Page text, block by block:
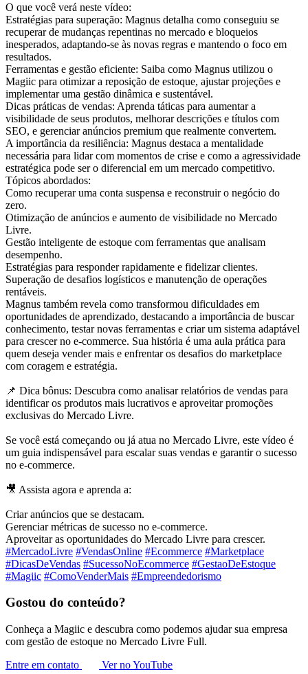
O que você verá neste vídeo:
Estratégias para superação: Magnus detalha como conseguiu se
recuperar de mudanças repentinas no mercado e bloqueios
inesperados, adaptando-se às novas regras e mantendo o foco em
resultados.
Ferramentas e gestão eficiente: Saiba como Magnus utilizou o
Magiic para otimizar a reposição de estoque, ajustar projeções e
implementar uma gestão dinâmica e sustentável.
Dicas práticas de vendas: Aprenda táticas para aumentar a
visibilidade de seus produtos, melhorar descrições e títulos com
SEO, e gerenciar anúncios premium que realmente convertem.
A importância da resiliência: Magnus destaca a mentalidade
necessária para lidar com momentos de crise e como a agressividade
estratégica pode ser o diferencial em um mercado competitivo.
Tópicos abordados:
Como recuperar uma conta suspensa e reconstruir o negócio do
zero.
Otimização de anúncios e aumento de visibilidade no Mercado
Livre.
Gestão inteligente de estoque com ferramentas que analisam
desempenho.
Estratégias para responder rapidamente e fidelizar clientes.
Superação de desafios logísticos e manutenção de operações
rentáveis.
Magnus também revela como transformou dificuldades em
oportunidades de aprendizado, destacando a importância de buscar
conhecimento, testar novas ferramentas e criar um sistema adaptável
para crescer no e-commerce. Sua história é uma aula prática para
quem deseja vender mais e enfrentar os desafios do marketplace
com coragem e estratégia.
📌 Dica bônus: Descubra como analisar relatórios de vendas para
identificar os produtos mais lucrativos e aproveitar promoções
exclusivas do Mercado Livre.
Se você está começando ou já atua no Mercado Livre, este vídeo é
um guia indispensável para escalar suas vendas e garantir o sucesso
no e-commerce.
🎥 Assista agora e aprenda a:
Criar anúncios que se destacam.
Gerenciar métricas de sucesso no e-commerce.
Aproveitar as oportunidades do Mercado Livre para crescer.
#MercadoLivre #VendasOnline #Ecommerce #Marketplace
#DicasDeVendas #SucessoNoEcommerce #GestaoDeEstoque
#Magiic #ComoVenderMais #Empreendedorismo
Gostou do conteúdo?
Conheça a Magiic e descubra como podemos ajudar sua empresa
com gestão de estoque no Mercado Livre Full.
Entre em contato
Ver no YouTube